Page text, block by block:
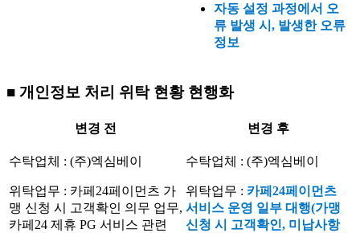
자동 설정 과정에서 오
류 발생 시, 발생한 오류
정보
■ 개인정보 처리 위탁 현황 현행화
변경 전 변경 후
수탁업체 : (주)엑심베이
위탁업무 : 카페24페이먼츠 가
맹 신청 시 고객확인 의무 업무,
카페24 제휴 PG 서비스 관련
수탁업체 : (주)엑심베이
위탁업무 : 카페24페이먼츠
서비스 운영 일부 대행(가맹
신청 시 고객확인, 미납사항